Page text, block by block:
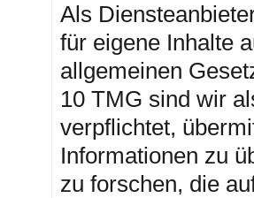
Als
für eigene Inhalte
allgemeinen
10 TMG sind wir
verpflichtet,
Informationen zu
zu forschen, die